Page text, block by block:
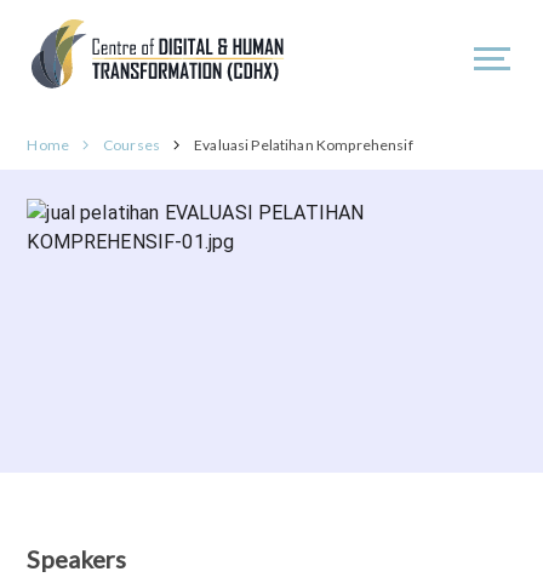
Home Courses Evaluasi Pelatihan Komprehensif
Speakers